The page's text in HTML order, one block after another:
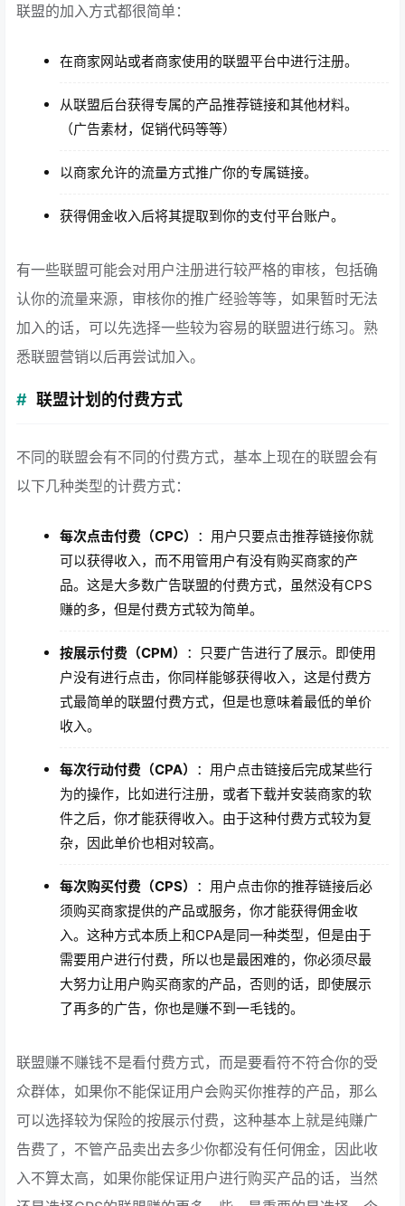
联盟的加入方式都很简单：
在商家网站或者商家使用的联盟平台中进行注册。
从联盟后台获得专属的产品推荐链接和其他材料。
（广告素材，促销代码等等）
以商家允许的流量方式推广你的专属链接。
获得佣金收入后将其提取到你的支付平台账户。
有一些联盟可能会对用户注册进行较严格的审核，包括确
认你的流量来源，审核你的推广经验等等，如果暂时无法
加入的话，可以先选择一些较为容易的联盟进行练习。熟
悉联盟营销以后再尝试加入。
联盟计划的付费方式
不同的联盟会有不同的付费方式，基本上现在的联盟会有
以下几种类型的计费方式：
每次点击付费（CPC）
：用户只要点击推荐链接你就
可以获得收入，而不用管用户有没有购买商家的产
品。这是大多数广告联盟的付费方式，虽然没有CPS
赚的多，但是付费方式较为简单。
按展示付费（CPM）
：只要广告进行了展示。即使用
户没有进行点击，你同样能够获得收入，这是付费方
式最简单的联盟付费方式，但是也意味着最低的单价
收入。
每次行动付费（CPA）
：用户点击链接后完成某些行
为的操作，比如进行注册，或者下载并安装商家的软
件之后，你才能获得收入。由于这种付费方式较为复
杂，因此单价也相对较高。
每次购买付费（CPS）
：用户点击你的推荐链接后必
须购买商家提供的产品或服务，你才能获得佣金收
入。这种方式本质上和CPA是同一种类型，但是由于
需要用户进行付费，所以也是最困难的，你必须尽最
大努力让用户购买商家的产品，否则的话，即使展示
了再多的广告，你也是赚不到一毛钱的。
联盟赚不赚钱不是看付费方式，而是要看符不符合你的受
众群体，如果你不能保证用户会购买你推荐的产品，那么
可以选择较为保险的按展示付费，这种基本上就是纯赚广
告费了，不管产品卖出去多少你都没有任何佣金，因此收
入不算太高，如果你能保证用户进行购买产品的话，当然